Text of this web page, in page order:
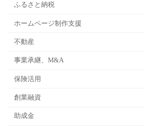
ふるさと納税
ホームページ制作支援
不動産
事業承継、M&A
保険活用
創業融資
助成金